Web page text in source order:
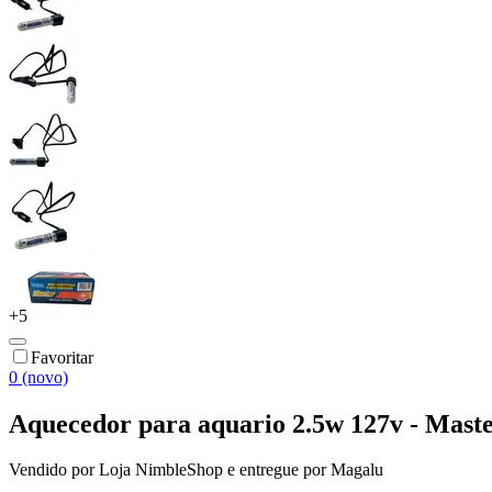
+5
Favoritar
0 (novo)
Aquecedor para aquario 2.5w 127v -
Vendido porLoja NimbleShop e entregue por Magalu